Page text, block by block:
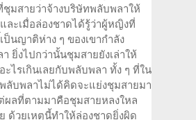
ที่ชุมสายว่าจ้างบริษัทพลับพลาให้
ละเมื่อล่องชาดได้รู้ว่าผู้หญิงที่
นญาติห่าง ๆ ของเขากำลัง
ยิ่งไปกว่านั้นชุมสายยังเล่าให้
ะไรเกินเลยกับพลับพลา ทั้ง ๆ ที่ใน
ลับพลาไม่ได้คิดจะแย่งชุมสายมา
ผลที่ตามมาคือชุมสายหลงใหล
ด้วยเหตุนี้ทำให้ล่องชาดยิ่งผิด